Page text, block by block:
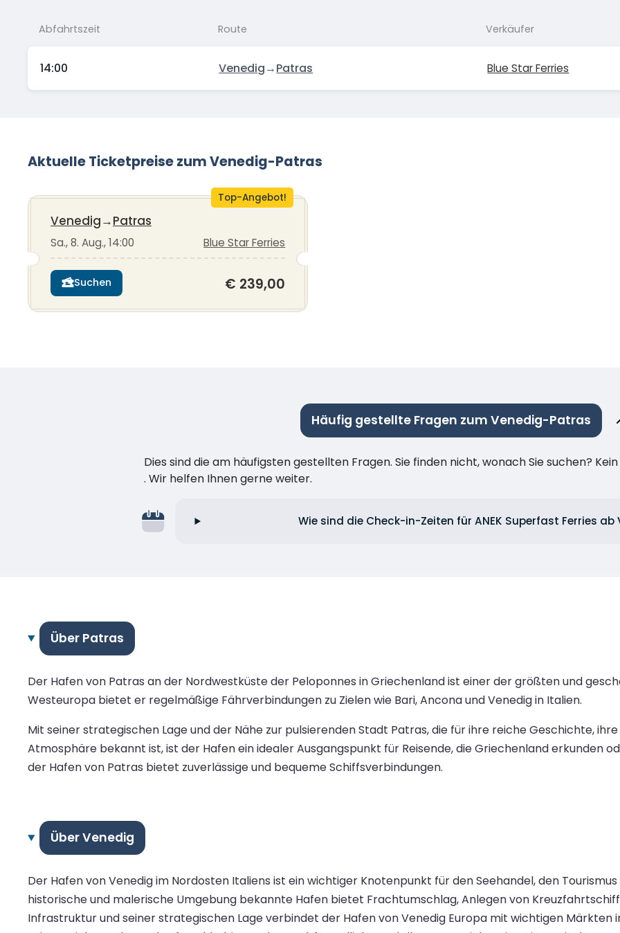
Abfahrtszeit Route Verkäufer
14:00 Venedig→Patras Blue Star Ferries
Aktuelle Ticketpreise zum Venedig-Patras
Top-Angebot!
Venedig→Patras
Sa., 8. Aug., 14:00 Blue Star Ferries
Suchen € 239,00
Häufig gestellte Fragen zum Venedig-Patras
Dies sind die am häufigsten gestellten Fragen. Sie finden nicht, wonach Sie suchen?
. Wir helfen Ihnen gerne weiter.
Wie sind die Check-in-Zeiten für ANEK Superfast Ferries ab
Über Patras
Der Hafen von Patras an der Nordwestküste der Peloponnes in Griechenland ist einer der größten und
Westeuropa bietet er regelmäßige Fährverbindungen zu Zielen wie Bari, Ancona und Venedig in Italien.
Mit seiner strategischen Lage und der Nähe zur pulsierenden Stadt Patras, die für ihre reiche Geschichte,
Atmosphäre bekannt ist, ist der Hafen ein idealer Ausgangspunkt für Reisende, die Griechenland erkunden
der Hafen von Patras bietet zuverlässige und bequeme Schiffsverbindungen.
Über Venedig
Der Hafen von Venedig im Nordosten Italiens ist ein wichtiger Knotenpunkt für den Seehandel, den
historische und malerische Umgebung bekannte Hafen bietet Frachtumschlag, Anlegen von
Infrastruktur und seiner strategischen Lage verbindet der Hafen von Venedig Europa mit wichtigen